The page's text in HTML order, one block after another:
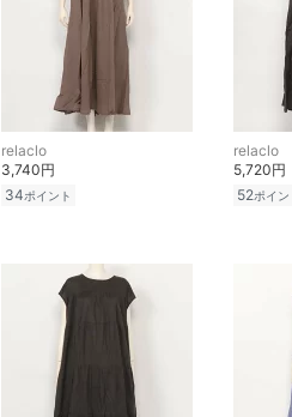
relaclo
3,740円
34ポイント
relaclo
5,720円
52ポイン